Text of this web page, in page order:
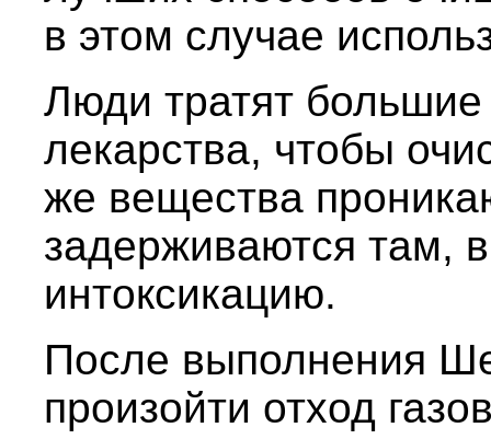
в этом случае
Люди тратят
лекарства, чтобы
же вещества
задерживаются там,
интоксикацию.
После выполнения
произойти отход